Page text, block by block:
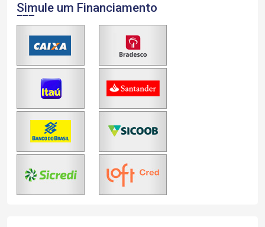
Simule um Financiamento